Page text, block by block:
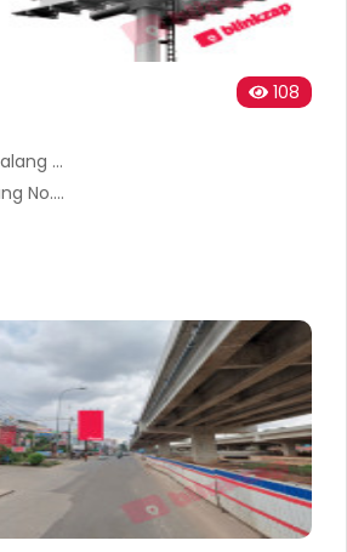
108
J - Jl Inspeksi Kalimalang - Kedai Ngasoy Kota Bekas
Jl. Inspeksi Kalimalang No.5, RT.006/RW.015, Jakasampurna, Kec. Bekasi Bar., Kota Bks, Jawa Barat 17145, Indonesia